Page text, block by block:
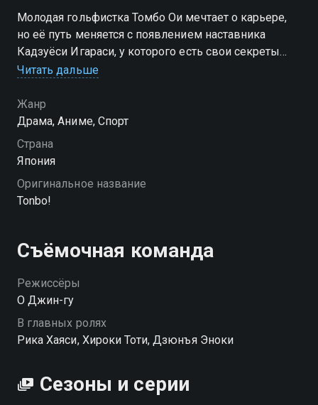
Молодая гольфистка Томбо Ои мечтает о карьере,
но её путь меняется с появлением наставника
Кадзуёси Игараси, у которого есть свои секреты
можете совершенно бесплатно в хорошем HD
качестве на Смотрёшке
Читать дальше
Жанр
Драма, Аниме, Спорт
Страна
Япония
Оригинальное название
Tonbo!
Съёмочная команда
Режиссёры
О Джин-гу
В главных ролях
Рика Хаяси, Хироки Тоти, Дзюнъя Эноки
Сезоны и серии